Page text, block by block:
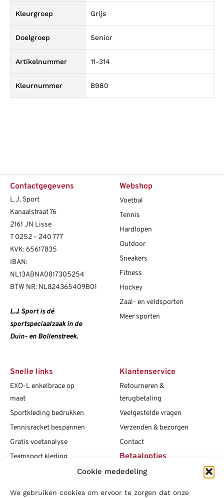
Cookie mededeling
We gebruiken cookies om ervoor te zorgen dat onze
Kleurgroep Grijs
Doelgroep Senior
Artikelnummer 11-314
Kleurnummer B980
Contactgegevens
L.J. Sport
Kanaalstraat 76
2161 JN Lisse
T 0252 – 240 777
KVK: 65617835
IBAN:
NL13ABNA0817305254
BTW NR: NL824365409B01
L.J. Sport is dé
sportspeciaalzaak in de
Duin- en Bollenstreek.
Webshop
Voetbal
Tennis
Hardlopen
Outdoor
Sneakers
Fitness
Hockey
Zaal- en veldsporten
Meer sporten
Snelle links
EXO-L enkelbrace op
maat
Sportkleding bedrukken
Tennisracket bespannen
Gratis voetanalyse
Teamsport kleding
Klantenservice
Retourneren &
terugbetaling
Veelgestelde vragen
Verzenden & bezorgen
Contact
Betaalopties